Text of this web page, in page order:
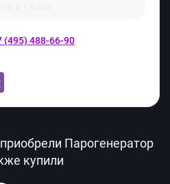
(495) 488-66-90
Парогенератор
купили